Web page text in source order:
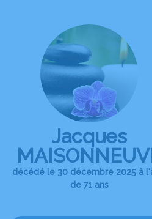
Jacques
décédé le 30 décembre 2025 à
de 71 ans